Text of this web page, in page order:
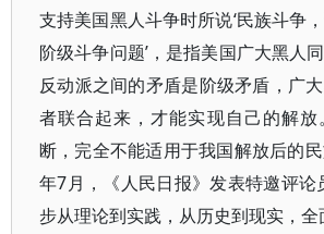
支持美国黑人斗争时所说‘民族斗争
阶级斗争问题’，是指美国广大黑人
反动派之间的矛盾是阶级矛盾，广
者联合起来，才能实现自己的解
断，完全不能适用于我国解放后的
年7月，《人民日报》发表特邀评
步从理论到实践，从历史到现实，全